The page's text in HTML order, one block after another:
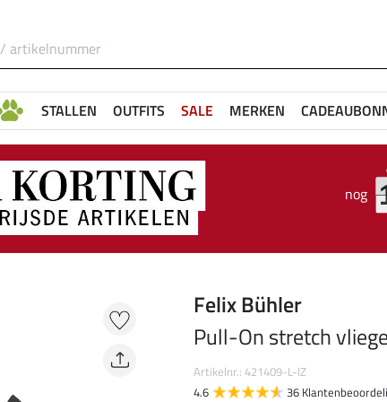
STALLEN OUTFITS SALE MERKEN
nog
Felix Bühler
Pull-On stretch
Artikelnr.: 421409-L-IZ
4.6
36